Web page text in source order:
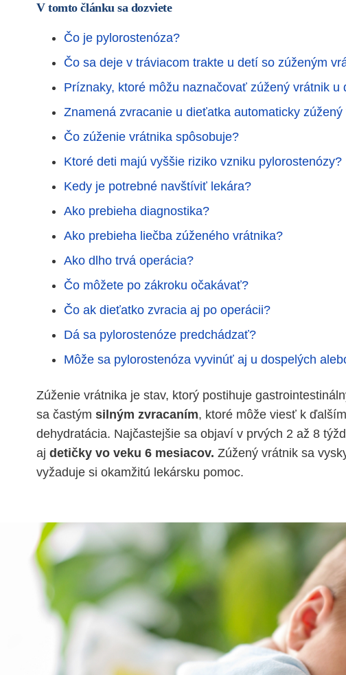
V tomto článku sa dozviete
Čo je pylorostenóza?
Čo sa deje v tráviacom trakte u detí so zúženým
Príznaky, ktoré môžu naznačovať zúžený vrátnik u
Znamená zvracanie u dieťatka automaticky zúžený
Čo zúženie vrátnika spôsobuje?
Ktoré deti majú vyššie riziko vzniku pylorostenózy?
Kedy je potrebné navštíviť lekára?
Ako prebieha diagnostika?
Ako prebieha liečba zúženého vrátnika?
Ako dlho trvá operácia?
Čo môžete po zákroku očakávať?
Čo ak dieťatko zvracia aj po operácii?
Dá sa pylorostenóze predchádzať?
Môže sa pylorostenóza vyvinúť aj u dospelých
Zúženie vrátnika je stav, ktorý postihuje
sa častým silným zvracaním, ktoré môže viesť k
dehydratácia. Najčastejšie sa objaví v prvých 2 až 8
aj detičky vo veku 6 mesiacov. Zúžený vrátnik sa
vyžaduje si okamžitú lekársku pomoc.